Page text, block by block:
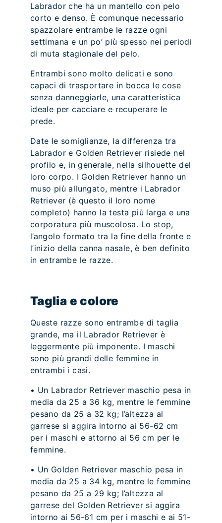
Labrador che ha un mantello con pelo
corto e denso. È comunque necessario
spazzolare entrambe le razze ogni
settimana e un po’ più spesso nei periodi
di muta stagionale del pelo.
Entrambi sono molto delicati e sono
capaci di trasportare in bocca le cose
senza danneggiarle, una caratteristica
ideale per cacciare e recuperare le
prede.
Date le somiglianze, la differenza tra
Labrador e Golden Retriever risiede nel
profilo e, in generale, nella silhouette del
loro corpo. I Golden Retriever hanno un
muso più allungato, mentre i Labrador
Retriever (è questo il loro nome
completo) hanno la testa più larga e una
corporatura più muscolosa. Lo stop,
l’angolo formato tra la fine della fronte e
l’inizio della canna nasale, è ben definito
in entrambe le razze.
Taglia e colore
Queste razze sono entrambe di taglia
grande, ma il Labrador Retriever è
leggermente più imponente. I maschi
sono più grandi delle femmine in
entrambi i casi.
• Un Labrador Retriever maschio pesa in
media da 25 a 36 kg, mentre le femmine
pesano da 25 a 32 kg; l’altezza al
garrese si aggira intorno ai 56-62 cm
per i maschi e attorno ai 56 cm per le
femmine.
• Un Golden Retriever maschio pesa in
media da 25 a 34 kg, mentre le femmine
pesano da 25 a 29 kg; l’altezza al
garrese del Golden Retriever si aggira
intorno ai 56-61 cm per i maschi e ai 51-